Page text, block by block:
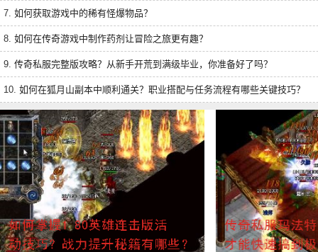
7. 如何获取游戏中的稀有怪爆物品？
8. 如何在传奇游戏中制作药剂让冒险之旅更有趣？
9. 传奇私服完整版攻略？从新手开荒到满级毕业，你准备好了吗？
10. 如何在狐月山副本中顺利通关？职业搭配与任务流程有哪些关键技巧？